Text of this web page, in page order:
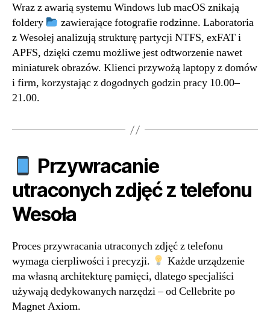
Wraz z awarią systemu Windows lub macOS znikają
foldery
zawierające fotografie rodzinne. Laboratoria
z Wesołej analizują strukturę partycji NTFS, exFAT i
APFS, dzięki czemu możliwe jest odtworzenie nawet
miniaturek obrazów. Klienci przywożą laptopy z domów
i firm, korzystając z dogodnych godzin pracy 10.00–
21.00.
Przywracanie
utraconych zdjęć z telefonu
Wesoła
Proces przywracania utraconych zdjęć z telefonu
wymaga cierpliwości i precyzji.
Każde urządzenie
ma własną architekturę pamięci, dlatego specjaliści
używają dedykowanych narzędzi – od Cellebrite po
Magnet Axiom.